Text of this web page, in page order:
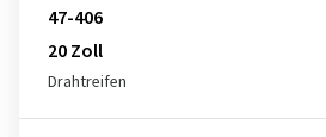
47-406
20 Zoll
Drahtreifen